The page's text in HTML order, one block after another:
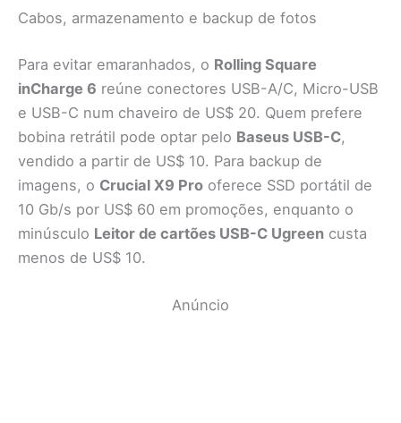
Cabos, armazenamento e backup de fotos
Para evitar emaranhados, o Rolling Square
inCharge 6 reúne conectores USB-A/C, Micro-USB
e USB-C num chaveiro de US$ 20. Quem prefere
bobina retrátil pode optar pelo Baseus USB-C,
vendido a partir de US$ 10. Para backup de
imagens, o Crucial X9 Pro oferece SSD portátil de
10 Gb/s por US$ 60 em promoções, enquanto o
minúsculo Leitor de cartões USB-C Ugreen custa
menos de US$ 10.
Anúncio